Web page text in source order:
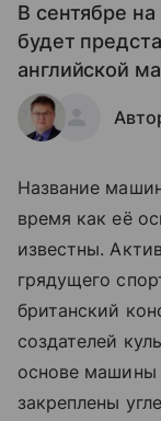
В сентябре
будет
английской
Название
время как её
известны.
грядущего
британский
создателей
основе машины
закреплены